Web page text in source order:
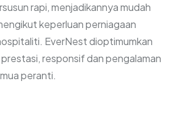
rapi, menjadikannya mudah
keperluan perniagaan
EverNest dioptimumkan
responsif dan pengalaman
peranti.